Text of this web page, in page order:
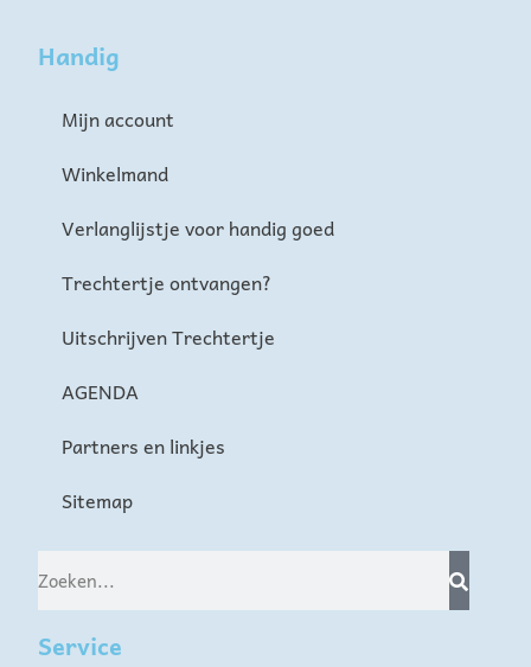
Handig
Mijn account
Winkelmand
Verlanglijstje voor handig goed
Trechtertje ontvangen?
Uitschrijven Trechtertje
AGENDA
Partners en linkjes
Sitemap
Service